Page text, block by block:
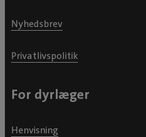
Nyhedsbrev
Privatlivspolitik
For dyrlæger
Henvisning